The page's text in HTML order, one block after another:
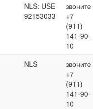
NLS: USE
92153033
звоните
+7
(911)
141-90-
10
NLS
звоните
+7
(911)
141-90-
10